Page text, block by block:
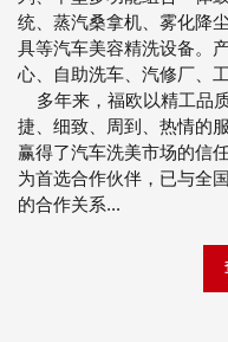
统、蒸汽桑拿机、雾化降
具等汽车美容精洗设备。
心、自助洗车、汽修厂、
多年来，福欧以精工品
捷、细致、周到、热情的
赢得了汽车洗美市场的信
为首选合作伙伴，已与全
的合作关系...